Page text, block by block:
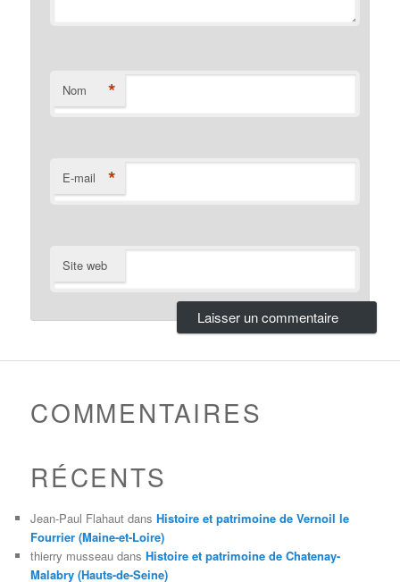
Nom *
E-mail *
Site web
COMMENTAIRES
RÉCENTS
Jean-Paul Flahaut dansHistoire et patrimoine de Vernoil le
Fourrier (Maine-et-Loire)
thierry musseau dansHistoire et patrimoine de Chatenay-
Malabry (Hauts-de-Seine)